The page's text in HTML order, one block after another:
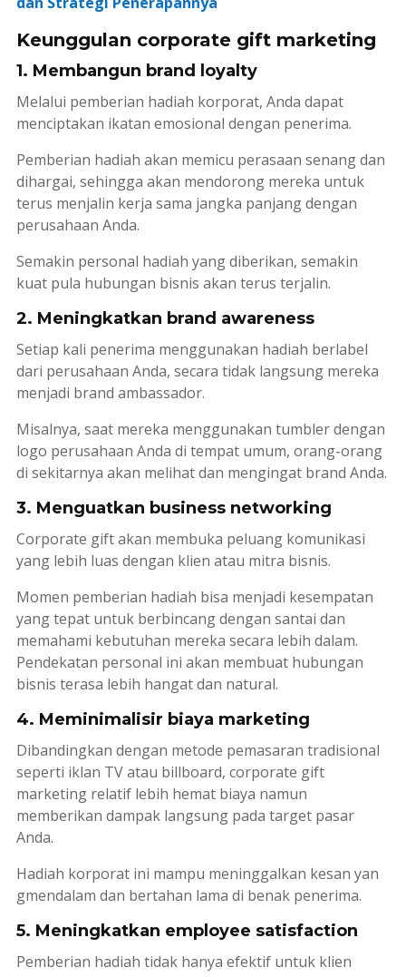
Keunggulan corporate gift marketing
1. Membangun brand loyalty
Melalui pemberian hadiah korporat, Anda dapat
menciptakan ikatan emosional dengan penerima.
Pemberian hadiah akan memicu perasaan senang dan
dihargai, sehingga akan mendorong mereka untuk
terus menjalin kerja sama jangka panjang dengan
perusahaan Anda.
Semakin personal hadiah yang diberikan, semakin
kuat pula hubungan bisnis akan terus terjalin.
2. Meningkatkan brand awareness
Setiap kali penerima menggunakan hadiah berlabel
dari perusahaan Anda, secara tidak langsung mereka
menjadi brand ambassador.
Misalnya, saat mereka menggunakan tumbler dengan
logo perusahaan Anda di tempat umum, orang-orang
di sekitarnya akan melihat dan mengingat brand Anda.
3. Menguatkan business networking
Corporate giftakan membuka peluang komunikasi
yang lebih luas dengan klien atau mitra bisnis.
Momen pemberian hadiah bisa menjadi kesempatan
yang tepat untuk berbincang dengan santai dan
memahami kebutuhan mereka secara lebih dalam.
Pendekatan personal ini akan membuat hubungan
bisnis terasa lebih hangat dan natural.
4. Meminimalisir biaya marketing
Dibandingkan dengan metode pemasaran tradisional
seperti iklan TV atau billboard, corporate gift
marketingrelatif lebih hemat biaya namun
memberikan dampak langsung pada target pasar
Anda.
Hadiah korporat ini mampu meninggalkan kesan yan
gmendalam dan bertahan lama di benak penerima.
5. Meningkatkan employee satisfaction
Pemberian hadiah tidak hanya efektif untuk klien